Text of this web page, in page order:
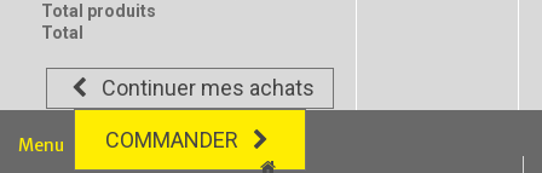
Total produits
Total
Continuer mes achats
COMMANDER
Menu